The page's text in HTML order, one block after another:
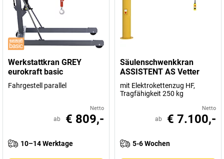
Werkstattkran GREY
eurokraft basic
Fahrgestell parallel
Netto
ab € 809,-
10–14 Werktage
Säulenschwenkkran
ASSISTENT AS Vetter
mit Elektrokettenzug HF,
Tragfähigkeit 250 kg
Netto
ab € 7.100,-
5-6 Wochen